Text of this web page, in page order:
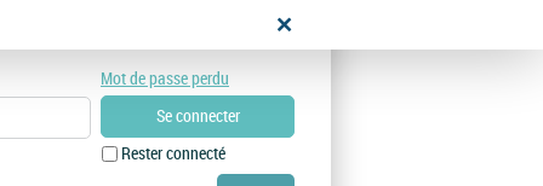
Rester connecté
Mot de passe perdu